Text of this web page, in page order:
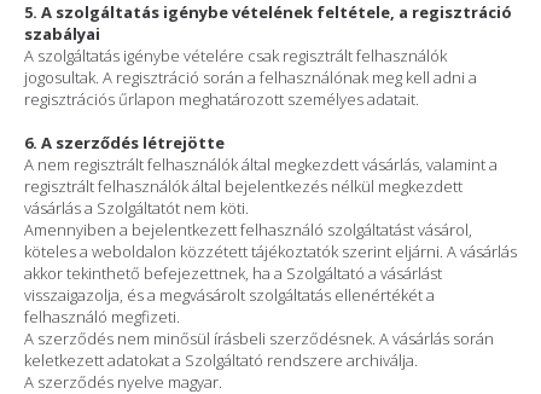
5. A szolgáltatás igénybe vételének feltétele, a regisztráció
szabályai
A szolgáltatás igénybe vételére csak regisztrált felhasználók
jogosultak. A regisztráció során a felhasználónak meg kell adni a
regisztrációs űrlapon meghatározott személyes adatait.
6. A szerződés létrejötte
A nem regisztrált felhasználók által megkezdett vásárlás, valamint a
regisztrált felhasználók által bejelentkezés nélkül megkezdett
vásárlás a Szolgáltatót nem köti.
Amennyiben a bejelentkezett felhasználó szolgáltatást vásárol,
köteles a weboldalon közzétett tájékoztatók szerint eljárni. A vásárlás
akkor tekinthető befejezettnek, ha a Szolgáltató a vásárlást
visszaigazolja, és a megvásárolt szolgáltatás ellenértékét a
felhasználó megfizeti.
A szerződés nem minősül írásbeli szerződésnek. A vásárlás során
keletkezett adatokat a Szolgáltató rendszere archiválja.
A szerződés nyelve magyar.